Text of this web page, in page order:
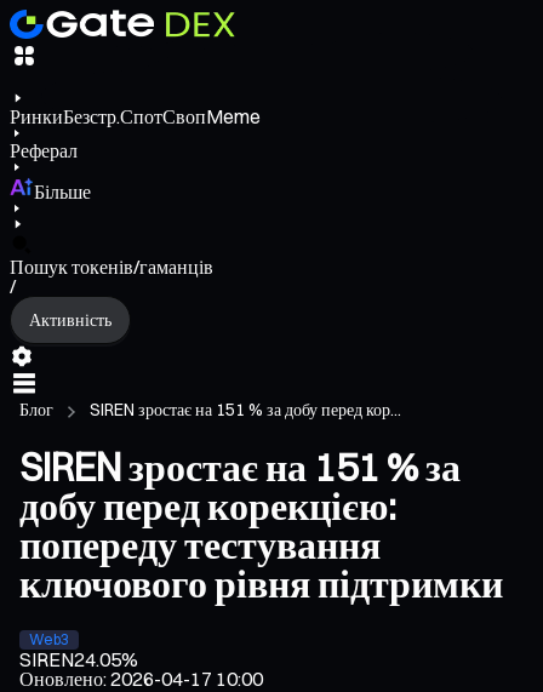
РинкиБезстр.СпотСвопMeme
Реферал
Більше
Пошук токенів/гаманців
/
Активність
Блог SIREN зростає на 151 % за добу перед кор...
SIREN зростає на 151 % за
добу перед корекцією:
попереду тестування
ключового рівня підтримки
Web3
SIREN24.05%
Оновлено:2026-04-17 10:00